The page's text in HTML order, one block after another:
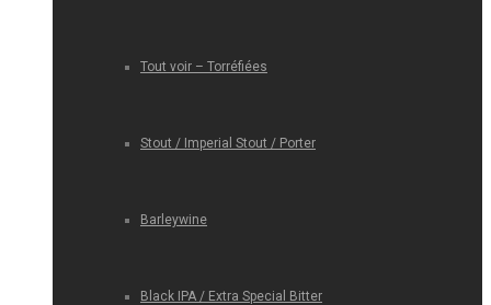
Tout voir – Torréfiées
Stout / Imperial Stout / Porter
Barleywine
Black IPA / Extra Special Bitter